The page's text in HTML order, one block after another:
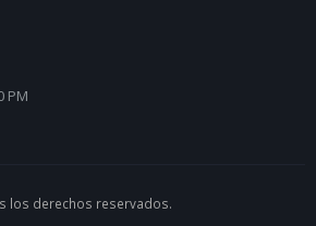
PM
los derechos reservados.